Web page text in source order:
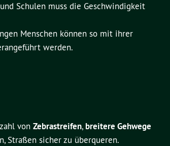
Schulen muss die Geschwindigkeit
Menschen können so mit ihrer
werden.
von Zebrastreifen, breitere Gehwege
Straßen sicher zu überqueren.